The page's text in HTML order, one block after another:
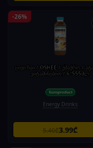
-26%
ცივი ჩაი / OSHEE / უშაქრო / ატამის /
ვიტამინებით / 6*555მლ
Energy Drinks
5.40₾3.99₾